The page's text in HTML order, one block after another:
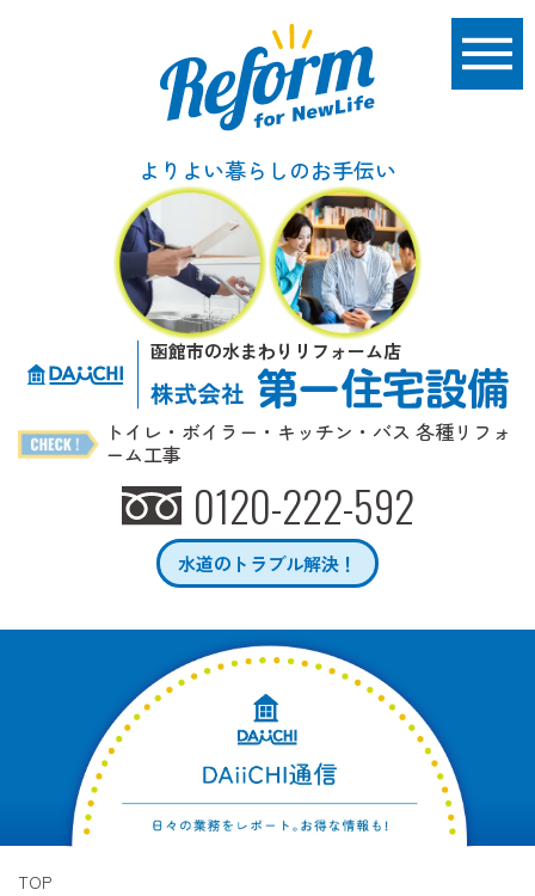
よりよい暮らしのお手伝い
函館市の水まわりリフォーム店
トイレ・ボイラー・キッチン・バス 各種リフォ
ーム工事
0120-222-592
水道のトラブル解決！
TOP